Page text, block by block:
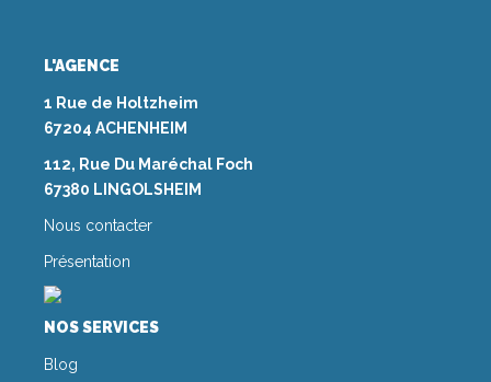
L'AGENCE
1 Rue de Holtzheim
67204 ACHENHEIM
112, Rue Du Maréchal Foch
67380 LINGOLSHEIM
Nous contacter
Présentation
NOS SERVICES
Blog